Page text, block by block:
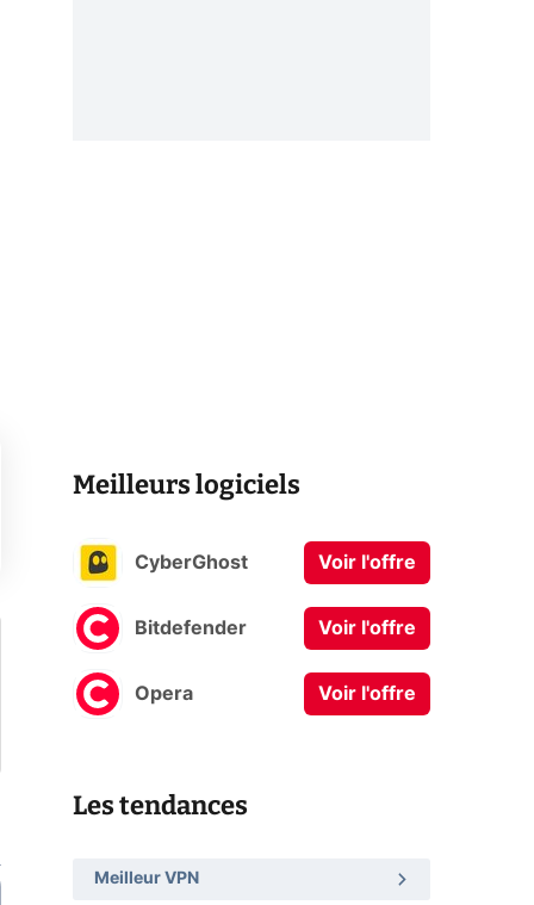
Meilleurs logiciels
CyberGhost Voir l'offre
Bitdefender Voir l'offre
Opera Voir l'offre
Les tendances
Meilleur VPN